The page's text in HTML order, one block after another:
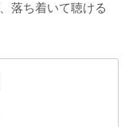
落ち着いて聴ける